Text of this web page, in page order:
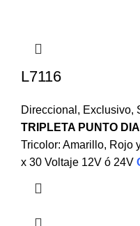
L7116
Direccional , Exclusivo,
TRIPLETA PUNTO
Tricolor: Amarillo, Rojo
x 30 Voltaje 12V ó 24V